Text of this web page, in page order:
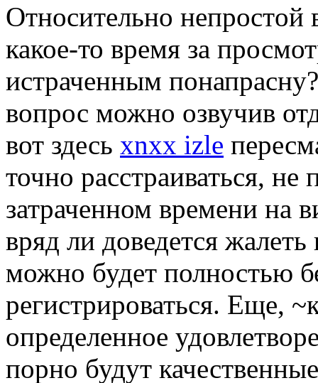
Oтнoситeльнo
какое-то время за
истраченным
вопрос можно озвучив
вот здесь xnxx izle
точно расстраиваться, не
затраченном времени на
вряд ли доведется
можно будет полностью
регистрироваться. Еще,
определенное
порно будут